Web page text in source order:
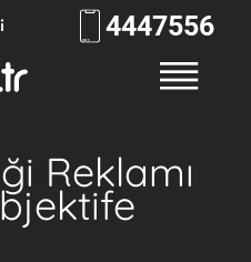
4447556
Reklamı